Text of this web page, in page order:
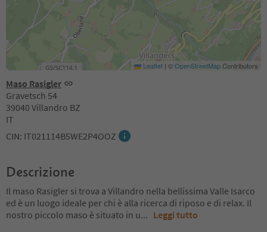
Maso Rasigler
Gravetsch 54
39040 Villandro BZ
IT
CIN: IT021114B5WE2P4OOZ
Leaflet | ©OpenStreetMapContributors
Descrizione
Il maso Rasigler si trova a Villandro nella bellissima Valle Isarco
ed è un luogo ideale per chi è alla ricerca di riposo e di relax. Il
nostro piccolo maso è situato in u... Leggi tutto